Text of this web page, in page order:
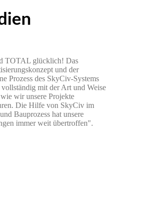
TOTAL glücklich! Das
und der
Prozess des SkyCiv-Systems
vollständig mit der Art und Weise
wir unsere Projekte
Die Hilfe von SkyCiv im
Bauprozess hat unsere
immer weit übertroffen".